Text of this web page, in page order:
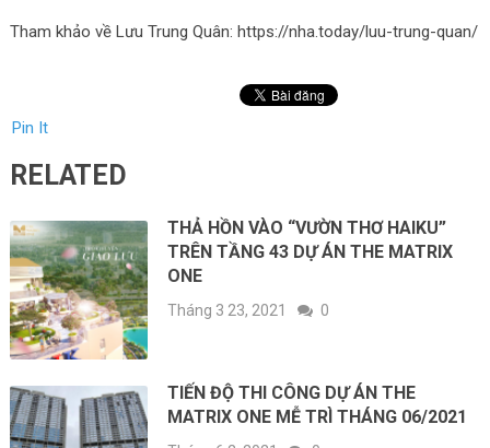
Tham khảo về Lưu Trung Quân: https://nha.today/luu-trung-quan/
Pin It
RELATED
THẢ HỒN VÀO “VƯỜN THƠ HAIKU”
TRÊN TẦNG 43 DỰ ÁN THE MATRIX
ONE
Tháng 3 23, 2021 0
TIẾN ĐỘ THI CÔNG DỰ ÁN THE
MATRIX ONE MỄ TRÌ THÁNG 06/2021